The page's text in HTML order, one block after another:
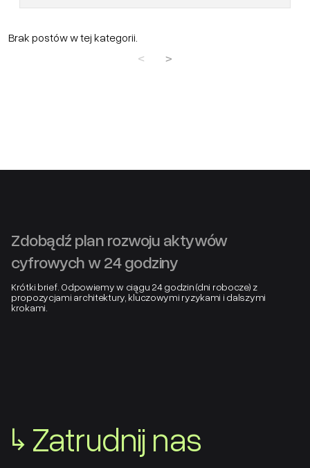
Brak postów w tej kategorii.
Zdobądź plan rozwoju aktywów
cyfrowych w 24 godziny
Krótki brief. Odpowiemy w ciągu 24 godzin (dni robocze) z
propozycjami architektury, kluczowymi ryzykami i dalszymi
krokami.
↳ Zatrudnij nas